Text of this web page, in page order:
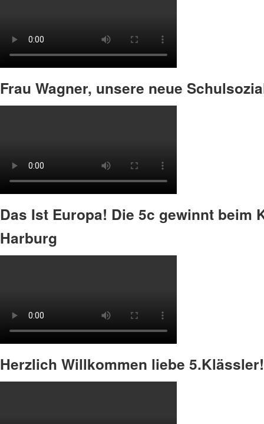
Frau Wagner, unsere neue
Das Ist Europa! Die 5c gewinnt
Harburg
Herzlich Willkommen liebe 5.Klässler!